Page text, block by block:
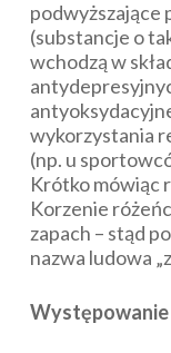
podwyższające
(substancje o
wchodzą w
wykorzystania
(np. u
Krótko mówiąc
Korzenie
zapach – stąd
nazwa ludowa
Występowanie